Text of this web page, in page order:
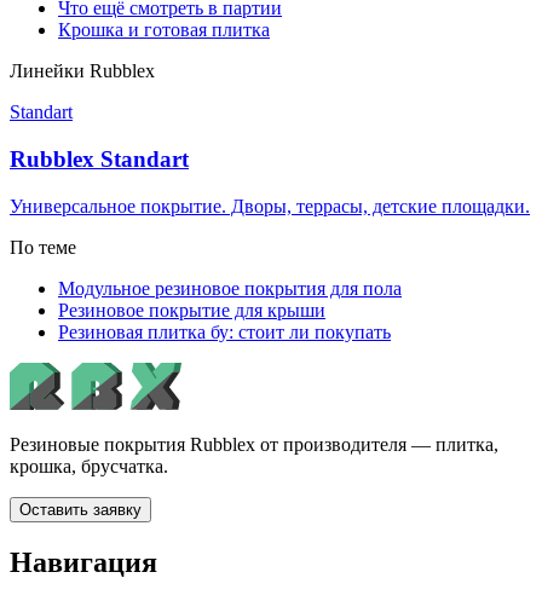
Что ещё смотреть в партии
Крошка и готовая плитка
Линейки Rubblex
Standart
Rubblex Standart
Универсальное покрытие. Дворы, террасы, детские площадки.
По теме
Модульное резиновое покрытия для пола
Резиновое покрытие для крыши
Резиновая плитка бу: стоит ли покупать
Резиновые покрытия Rubblex от производителя — плитка,
крошка, брусчатка.
Оставить заявку
Навигация